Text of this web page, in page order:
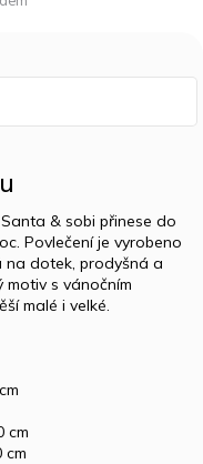
& sobi přinese do
Povlečení je vyrobeno
na dotek, prodyšná a
s vánočním
malé i velké.
cm
cm